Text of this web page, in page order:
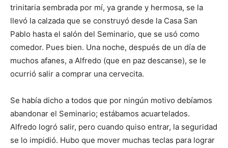
trinitaria sembrada por mí, ya grande y hermosa, se la
llevó la calzada que se ­cons­truyó desde la Casa San
Pablo hasta el salón del Seminario, que se usó como
comedor. Pues bien. Una noche, después de un día de
muchos afanes, a Alfredo (que en paz descanse), se le
ocu­rrió salir a comprar una cervecita.
Se había dicho a todos que por ningún motivo de­bíamos
abandonar el Semi­nario; estábamos acuartelados.
Alfredo logró salir, pero cuando quiso entrar, la seguridad
se lo impidió. Hubo que mover muchas teclas para lograr